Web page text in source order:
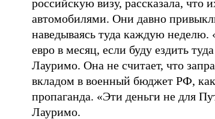
российскую визу, рассказала, что
автомобилями. Они давно
наведываясь туда каждую
евро в месяц, если буду ездить
Лауримо. Она не считает, что
вкладом в военный бюджет РФ,
пропаганда. «Эти деньги не для
Лауримо.